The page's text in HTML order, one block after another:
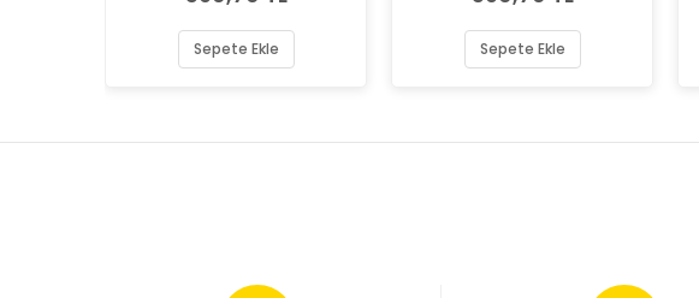
Sepete Ekle Sepete Ekle